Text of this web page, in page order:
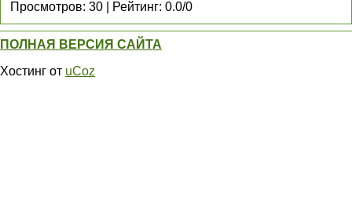
Просмотров: 30 Рейтинг: 0.0/0
ПОЛНАЯ ВЕРСИЯ САЙТА
Хостинг от uCoz